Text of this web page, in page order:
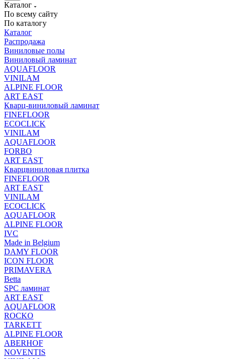
Каталог
По всему сайту
По каталогу
Каталог
Распродажа
Виниловые полы
Виниловый ламинат
AQUAFLOOR
VINILAM
ALPINE FLOOR
ART EAST
Кварц-виниловый ламинат
FINEFLOOR
ECOCLICK
VINILAM
AQUAFLOOR
FORBO
ART EAST
Кварцвиниловая плитка
FINEFLOOR
ART EAST
VINILAM
ECOCLICK
AQUAFLOOR
ALPINE FLOOR
IVC
Made in Belgium
DAMY FLOOR
ICON FLOOR
PRIMAVERA
Betta
SPC ламинат
ART EAST
AQUAFLOOR
ROCKO
TARKETT
ALPINE FLOOR
ABERHOF
NOVENTIS